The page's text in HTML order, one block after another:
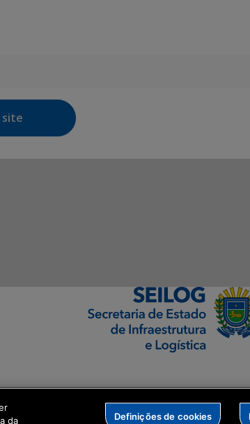
site
da
Definições de cookies